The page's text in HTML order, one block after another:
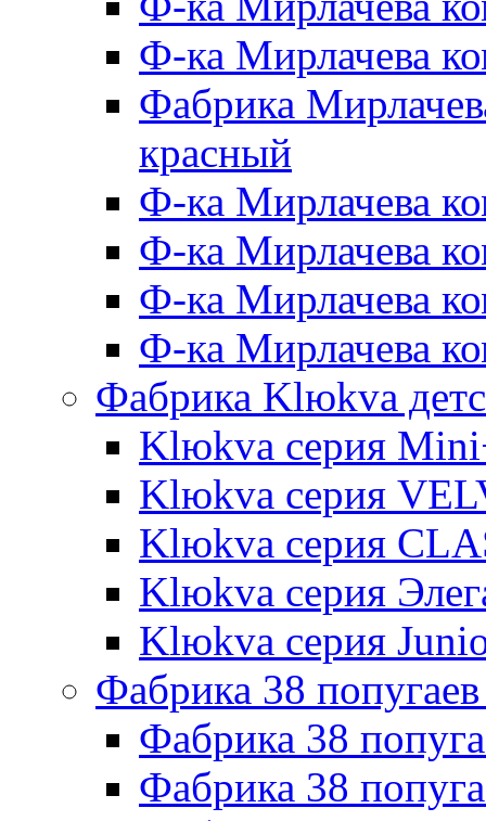
Ф-ка Мирлачева
Фабрика
красный
Ф-ка Мирлачева
Ф-ка Мирлачева
Ф-ка Мирлачева
Ф-ка Мирлачева
Фабрика Klюkva
Klюkva серия
Klюkva серия
Klюkva серия
Klюkva серия
Klюkva серия
Фабрика 38
Фабрика 38
Фабрика 38